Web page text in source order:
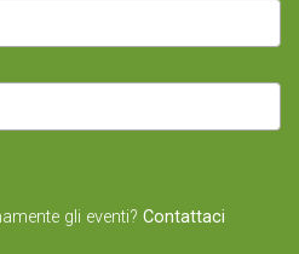
gli eventi? Contattaci